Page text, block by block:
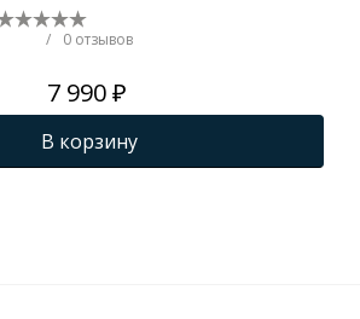
/ 0 отзывов
7 990 ₽
В корзину